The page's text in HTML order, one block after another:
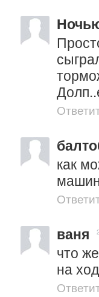
как
ваня
что
на